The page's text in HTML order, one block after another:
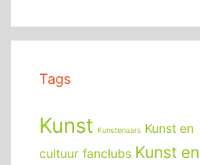
Tags
Kunst Kunstenaars Kunst en
cultuur fanclubs Kunst en